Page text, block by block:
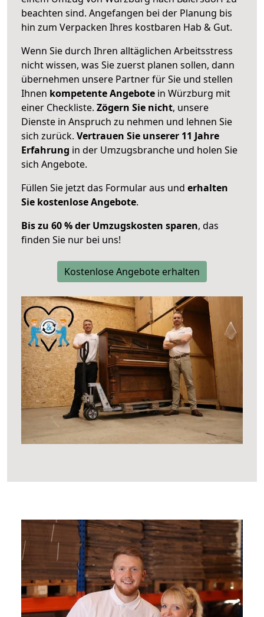
beachten sind. Angefangen bei der Planung bis
hin zum Verpacken Ihres kostbaren Hab & Gut.
Wenn Sie durch Ihren alltäglichen Arbeitsstress
nicht wissen, was Sie zuerst planen sollen, dann
übernehmen unsere Partner für Sie und stellen
Ihnen kompetente Angebote in Würzburg mit
einer Checkliste. Zögern Sie nicht, unsere
Dienste in Anspruch zu nehmen und lehnen Sie
sich zurück. Vertrauen Sie unserer 11 Jahre
Erfahrung in der Umzugsbranche und holen Sie
sich Angebote.
Füllen Sie jetzt das Formular aus und erhalten
Sie kostenlose Angebote.
Bis zu 60 % der Umzugskosten sparen, das
finden Sie nur bei uns!
Kostenlose Angebote erhalten